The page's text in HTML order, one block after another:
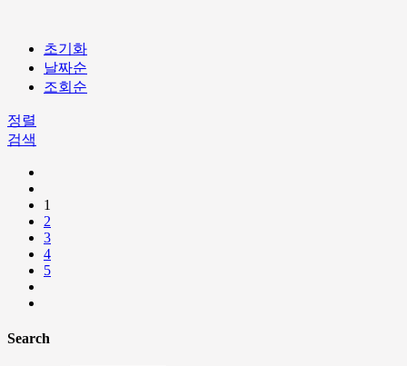
초기화
날짜순
조회순
정렬
검색
1
2
3
4
5
Search